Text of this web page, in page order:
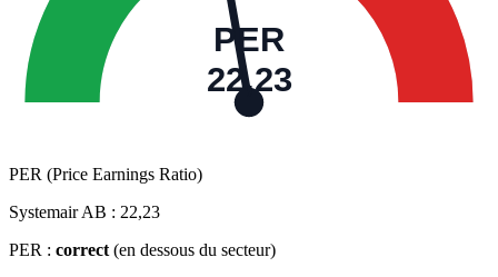
PER
22,23
PER (Price Earnings Ratio)
Systemair AB : 22,23
PER : correct (en dessous du secteur)